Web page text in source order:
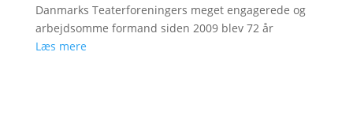
Danmarks Teaterforeningers meget engagerede og
arbejdsomme formand siden 2009 blev 72 år
Læs mere